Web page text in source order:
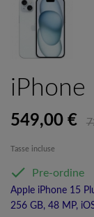
iPhone
549,00 €
Tasse incluse
 Pre-ordine
Apple iPhone 15
256 GB, 48 MP,